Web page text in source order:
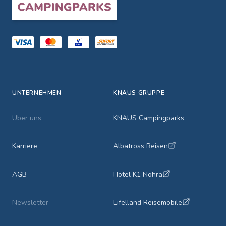
UNTERNEHMEN
Über uns
Karriere
AGB
Newsletter
KNAUS GRUPPE
KNAUS Campingparks
Albatross Reisen
Hotel K1 Nohra
Eifelland Reisemobile